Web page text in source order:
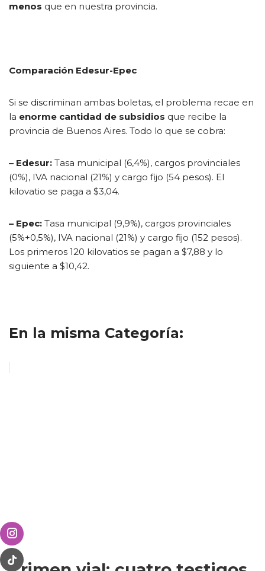
menos que en nuestra provincia.
Comparación Edesur-Epec
Si se discriminan ambas boletas, el problema recae en
la enorme cantidad de subsidios que recibe la
provincia de Buenos Aires. Todo lo que se cobra:
– Edesur: Tasa municipal (6,4%), cargos provinciales
(0%), IVA nacional (21%) y cargo fijo (54 pesos). El
kilovatio se paga a $3,04.
– Epec: Tasa municipal (9,9%), cargos provinciales
(5%+0,5%), IVA nacional (21%) y cargo fijo (152 pesos).
Los primeros 120 kilovatios se pagan a $7,88 y lo
siguiente a $10,42.
En la misma Categoría: